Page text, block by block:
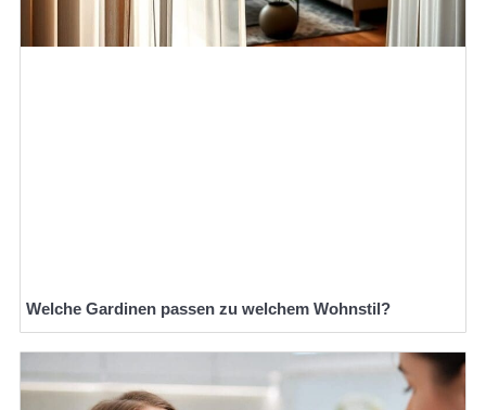
Welche Gardinen passen zu welchem Wohnstil?